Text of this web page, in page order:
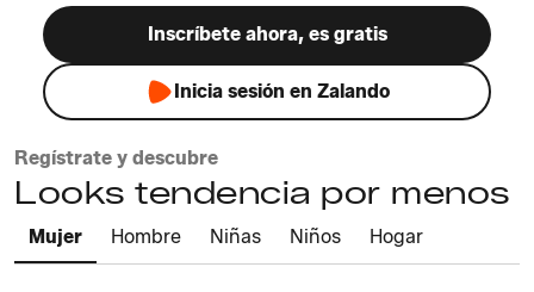
Inscríbete ahora, es gratis
Inicia sesión en Zalando
Regístrate y descubre
Looks tendencia por menos
Mujer Hombre Niñas Niños Hogar